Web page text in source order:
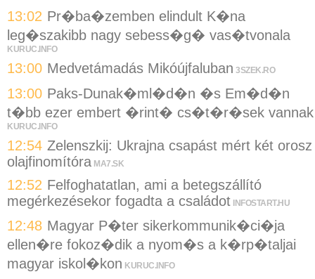
13:02 Pr�ba�zemben elindult K�na
leg�szakibb nagy sebess�g� vas�tvonala
KURUC.INFO
13:00 Medvetámadás Mikóújfaluban 3SZEK.RO
13:00 Paks-Dunak�ml�d�n �s Em�d�n
t�bb ezer embert �rint� cs�t�r�sek vannak
KURUC.INFO
12:54 Zelenszkij: Ukrajna csapást mért két orosz
olajfinomítóra MA7.SK
12:52 Felfoghatatlan, ami a betegszállító
megérkezésekor fogadta a családot INFOSTART.HU
12:48 Magyar P�ter sikerkommunik�ci�ja
ellen�re fokoz�dik a nyom�s a k�rp�taljai
magyar iskol�kon KURUC.INFO